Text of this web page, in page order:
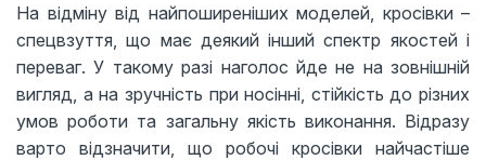
На відміну від найпоширеніших моделей, кросівки –
спецвзуття, що має деякий інший спектр якостей і
переваг. У такому разі наголос йде не на зовнішній
вигляд, а на зручність при носінні, стійкість до різних
умов роботи та загальну якість виконання. Відразу
варто відзначити, що робочі кросівки найчастіше